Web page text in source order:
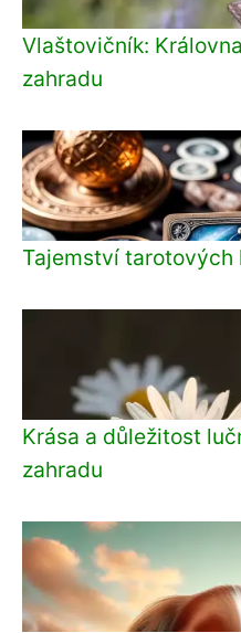
Vlaštovičník:
zahradu
Tajemství tarotových
Krása a důležitost
zahradu